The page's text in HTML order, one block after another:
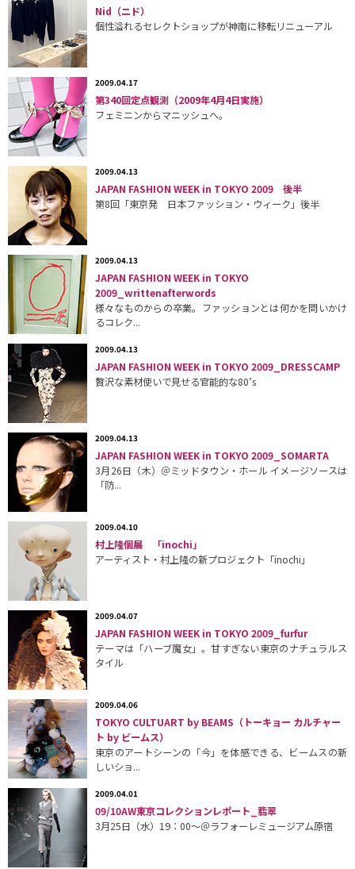
Nid（ニド）
個性溢れるセレクトショップが神南に移転リニューアル
2009.04.17
第340回定点観測（2009年4月4日実施）
フェミニンからマニッシュへ。
2009.04.13
JAPAN FASHION WEEK in TOKYO 2009 後半
第8回「東京発 日本ファッション・ウィーク」後半
2009.04.13
JAPAN FASHION WEEK in TOKYO
2009_writtenafterwords
様々なものからの卒業。ファッションとは何かを問いかけ
るコレク...
2009.04.13
JAPAN FASHION WEEK in TOKYO 2009_DRESSCAMP
贅沢な素材使いで見せる官能的な80’s
2009.04.13
JAPAN FASHION WEEK in TOKYO 2009_SOMARTA
3月26日（木）＠ミッドタウン・ホール イメージソースは
「防...
2009.04.10
村上隆個展 「inochi」
アーティスト・村上隆の新プロジェクト「inochi」
2009.04.07
JAPAN FASHION WEEK in TOKYO 2009_furfur
テーマは「ハーブ魔女」。甘すぎない東京のナチュラルス
タイル
2009.04.06
TOKYO CULTUART by BEAMS（トーキョー カルチャー
ト by ビームス）
東京のアートシーンの「今」を体感できる、ビームスの新
しいショ...
2009.04.01
09/10AW東京コレクションレポート_翡翠
3月25日（水）19：00〜＠ラフォーレミュージアム原宿